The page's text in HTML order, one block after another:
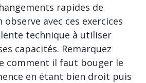
rapides de
observe avec ces exercices
technique à utiliser
capacités. Remarquez
comment il faut bouger le
en étant bien droit puis